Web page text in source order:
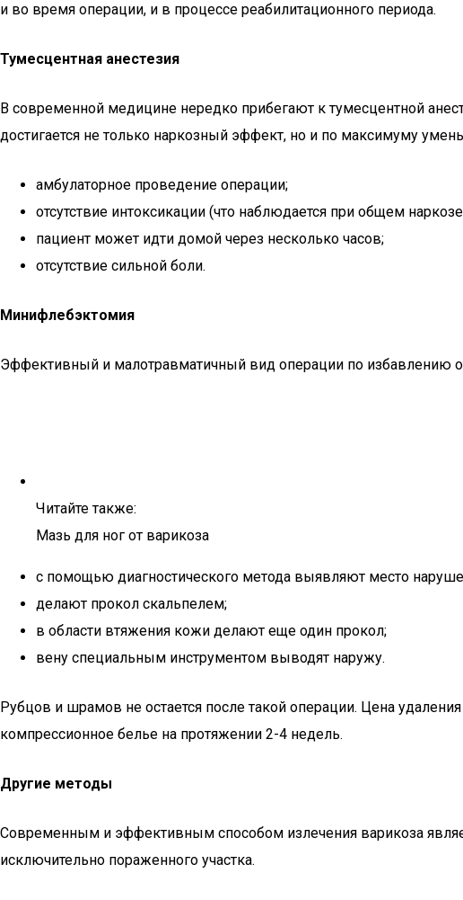
и во время операции, и в процессе реабилитационного периода.
Тумесцентная анестезия
В современной медицине нередко прибегают к тумесцентной
достигается не только наркозный эффект, но и по максимуму
амбулаторное проведение операции;
отсутствие интоксикации (что наблюдается при общем
пациент может идти домой через несколько часов;
отсутствие сильной боли.
Минифлебэктомия
Эффективный и малотравматичный вид операции по избавлению
Читайте также:
Мазь для ног от варикоза
с помощью диагностического метода выявляют место
делают прокол скальпелем;
в области втяжения кожи делают еще один прокол;
вену специальным инструментом выводят наружу.
Рубцов и шрамов не остается после такой операции. Цена
компрессионное белье на протяжении 2-4 недель.
Другие методы
Современным и эффективным способом излечения варикоза
исключительно пораженного участка.